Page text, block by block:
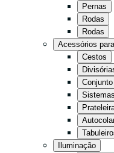
Pernas
Rodas
Rodas
Acessórios
Cestos
Iluminação